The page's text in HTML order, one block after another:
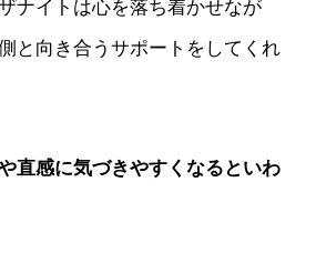
ナイトは心を落ち着かせなが
と向き合うサポートをしてくれ
直感に気づきやすくなるといわ